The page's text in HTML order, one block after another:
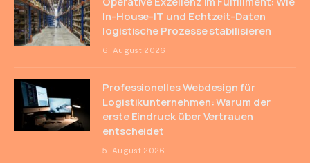
In-House-IT und Echtzeit-Daten
logistische Prozesse stabilisieren
6. August 2026
Professionelles Webdesign für
Logistikunternehmen: Warum der
erste Eindruck über Vertrauen
entscheidet
5. August 2026